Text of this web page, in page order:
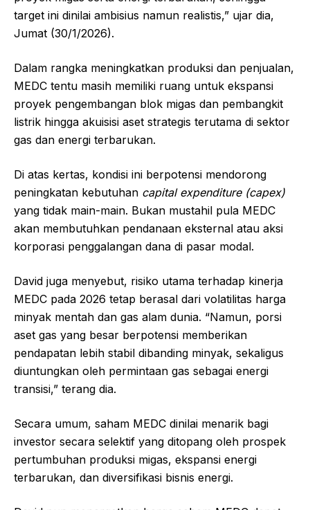
target ini dinilai ambisius namun realistis,” ujar dia,
Jumat (30/1/2026).
Dalam rangka meningkatkan produksi dan penjualan,
MEDC tentu masih memiliki ruang untuk ekspansi
proyek pengembangan blok migas dan pembangkit
listrik hingga akuisisi aset strategis terutama di sektor
gas dan energi terbarukan.
Di atas kertas, kondisi ini berpotensi mendorong
peningkatan kebutuhan capital expenditure (capex)
yang tidak main-main. Bukan mustahil pula MEDC
akan membutuhkan pendanaan eksternal atau aksi
korporasi penggalangan dana di pasar modal.
David juga menyebut, risiko utama terhadap kinerja
MEDC pada 2026 tetap berasal dari volatilitas harga
minyak mentah dan gas alam dunia. “Namun, porsi
aset gas yang besar berpotensi memberikan
pendapatan lebih stabil dibanding minyak, sekaligus
diuntungkan oleh permintaan gas sebagai energi
transisi,” terang dia.
Secara umum, saham MEDC dinilai menarik bagi
investor secara selektif yang ditopang oleh prospek
pertumbuhan produksi migas, ekspansi energi
terbarukan, dan diversifikasi bisnis energi.